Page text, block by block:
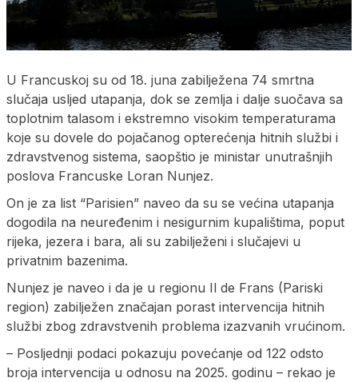
U Francuskoj su od 18. juna zabilježena 74 smrtna
slučaja usljed utapanja, dok se zemlja i dalje suočava sa
toplotnim talasom i ekstremno visokim temperaturama
koje su dovele do pojačanog opterećenja hitnih službi i
zdravstvenog sistema, saopštio je ministar unutrašnjih
poslova Francuske Loran Nunjez.
On je za list “Parisien” naveo da su se većina utapanja
dogodila na neuređenim i nesigurnim kupalištima, poput
rijeka, jezera i bara, ali su zabilježeni i slučajevi u
privatnim bazenima.
Nunjez je naveo i da je u regionu Il de Frans (Pariski
region) zabilježen značajan porast intervencija hitnih
službi zbog zdravstvenih problema izazvanih vrućinom.
– Posljednji podaci pokazuju povećanje od 122 odsto
broja intervencija u odnosu na 2025. godinu – rekao je